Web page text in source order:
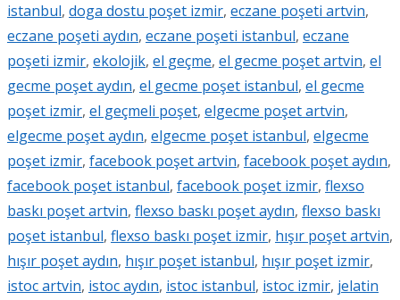
istanbul, doga dostu poşet izmir, eczane poşeti artvin,
eczane poşeti aydın, eczane poşeti istanbul, eczane
poşeti izmir, ekolojik, el geçme, el gecme poşet artvin, el
gecme poşet aydın, el gecme poşet istanbul, el gecme
poşet izmir, el geçmeli poşet, elgecme poşet artvin,
elgecme poşet aydın, elgecme poşet istanbul, elgecme
poşet izmir, facebook poşet artvin, facebook poşet aydın,
facebook poşet istanbul, facebook poşet izmir, flexso
baskı poşet artvin, flexso baskı poşet aydın, flexso baskı
poşet istanbul, flexso baskı poşet izmir, hışır poşet artvin,
hışır poşet aydın, hışır poşet istanbul, hışır poşet izmir,
istoc artvin, istoc aydın, istoc istanbul, istoc izmir, jelatin